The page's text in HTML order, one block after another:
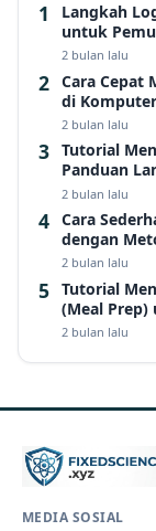
Langkah
untuk
2 bulan lalu
Cara Cepat
di
2 bulan lalu
Tutorial
Panduan
2 bulan lalu
Cara
dengan
2 bulan lalu
Tutorial
(Meal
2 bulan lalu
MEDIA SOSIAL